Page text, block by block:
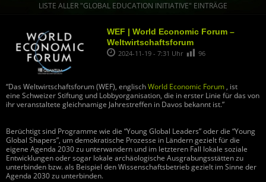
LISTE ALLER "GLOBAL EDUCATION INITIATIVE" EINTRÄGE
WEF | World Economic Forum –
Weltwirtschaftsforum
2024-11-19 - 7:31 Uhr 96
“Das Weltwirtschaftsforum (WEF), englischWorld Economic Forum , ist
eine Schweizer Stiftung und Lobbyorganisation, die in erster Linie für das von
ihr veranstaltete gleichnamige Jahrestreffen in Davos bekannt ist.”
Berüchtigt sind Programme wie die “Young Global Leaders” oder die “Young
Global Shapers”, um demokratische Prozesse in Ländern gezielt für die
eigene Agenda 2030 zu unterwandern und im letzteren Fall lokale soziale
Entwicklungen oder sogar lokale archäologische Ausgrabungsstätten zu
unterbinden bzw. als Beispiel den Wissenschaftsbetrieb gezielt im Sinne der
Agenda 2030 zu unterbinden.